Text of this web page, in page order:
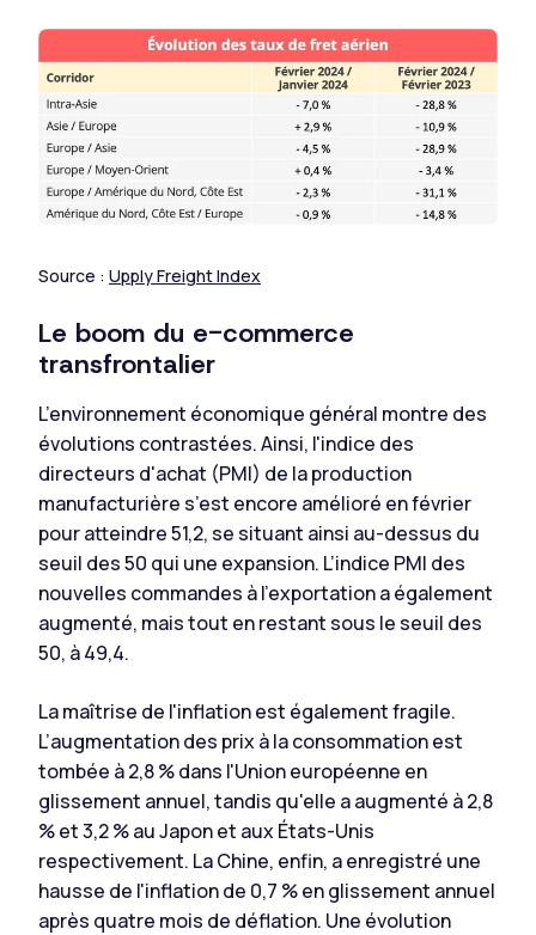
Source : Upply Freight Index
Le boom du e-commerce
transfrontalier
L’environnement économique général montre des
évolutions contrastées. Ainsi, l'indice des
directeurs d'achat (PMI) de la production
manufacturière s’est encore amélioré en février
pour atteindre 51,2, se situant ainsi au-dessus du
seuil des 50 qui une expansion. L’indice PMI des
nouvelles commandes à l'exportation a également
augmenté, mais tout en restant sous le seuil des
50, à 49,4.
La maîtrise de l'inflation est également fragile.
L’augmentation des prix à la consommation est
tombée à 2,8 % dans l'Union européenne en
glissement annuel, tandis qu'elle a augmenté à 2,8
% et 3,2 % au Japon et aux États-Unis
respectivement. La Chine, enfin, a enregistré une
hausse de l'inflation de 0,7 % en glissement annuel
après quatre mois de déflation. Une évolution